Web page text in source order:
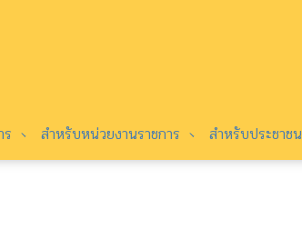
สำหรับหน่วยงานราชการ สำหรับประชาชน